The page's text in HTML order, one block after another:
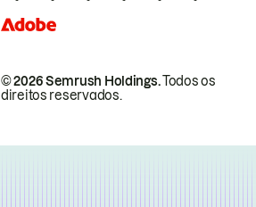
© 2026 Semrush Holdings.Todos os
direitos reservados.